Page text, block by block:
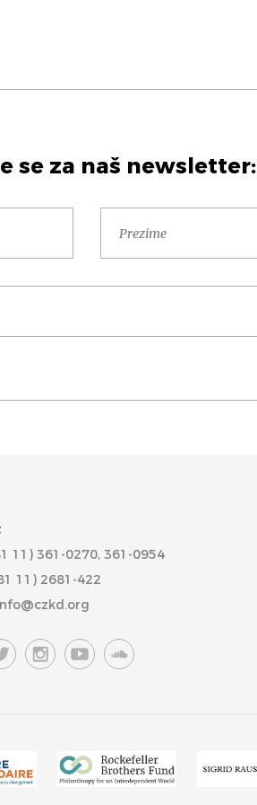
se za naš newsletter:
11) 361-0270, 361-0954
11) 2681-422